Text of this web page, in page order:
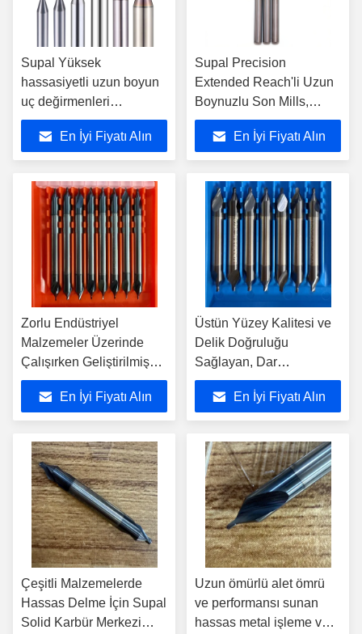
Supal Yüksek
hassasiyetli uzun boyun
uç değirmenleri
genişletilmiş kesim
uzunlukları ile derin cep
frezeleme ve ayrıntılı
işleme için idealdir
En İyi Fiyatı Alın
Supal Precision
Extended Reach'li Uzun
Boynuzlu Son Mills,
Karmaşık ve Derin
Fırlatma İşlemleri için
Sabit Kesme Performansı
Sağlar
En İyi Fiyatı Alın
Zorlu Endüstriyel
Malzemeler Üzerinde
Çalışırken Geliştirilmiş
Penetrasyon ve
Dayanıklılık için
Güçlendirilmiş Uçlara
Sahip Supal Karbür
Merkez Matkaplar
En İyi Fiyatı Alın
Üstün Yüzey Kalitesi ve
Delik Doğruluğu
Sağlayan, Dar
Toleranslarla Üretilen
Supal Hassas Taşlanmış
Karbür Matkaplar
En İyi Fiyatı Alın
Çeşitli Malzemelerde
Hassas Delme İçin Supal
Solid Karbür Merkezi
Uzun ömürlü alet ömrü
ve performansı sunan
hassas metal işleme ve